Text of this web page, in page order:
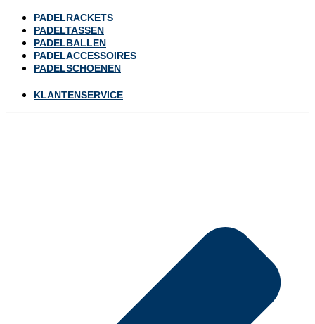
PADELRACKETS
PADELTASSEN
PADELBALLEN
PADELACCESSOIRES
PADELSCHOENEN
KLANTENSERVICE